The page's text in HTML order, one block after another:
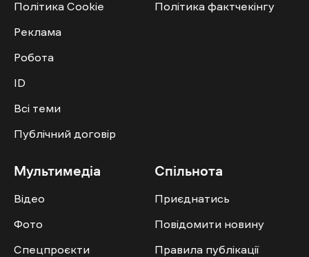
Політика Cookie
Реклама
Робота
ID
Всі теми
Публічний договір
Політика фактчекінгу
Мультимедіа
Відео
Фото
Спецпроєкти
Спільнота
Приєднатись
Повідомити новину
Правила публікації